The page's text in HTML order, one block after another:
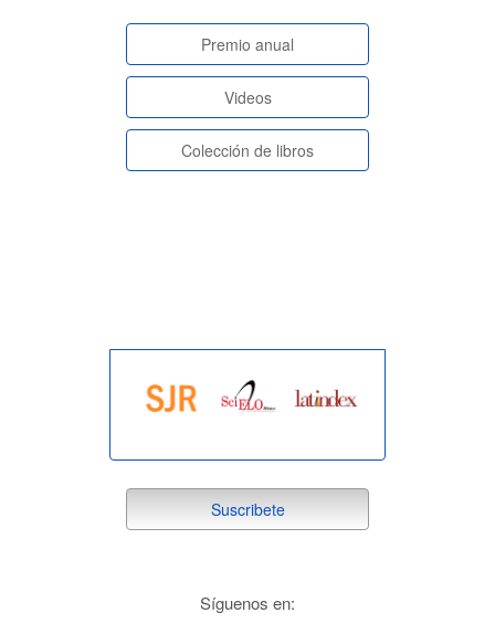
paginasespeciales
Premio anual
Videos
Colección de libros
suscribete
Suscribete
Síguenos en: